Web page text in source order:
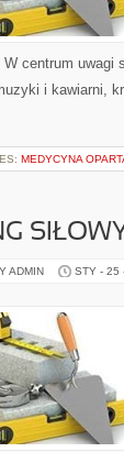
W centrum uwagi
i kawiarni,
MEDYCYNA
ADMIN STY - 25